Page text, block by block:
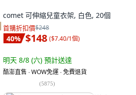
comet 可伸縮兒童衣架, 白色, 20個
首購折扣價$248
40% $148 ($7.40/1個)
明天 8/8 (六) 預計送達
酷澎直售 ∙ WOW免運 ∙ 免費退貨
(5875)